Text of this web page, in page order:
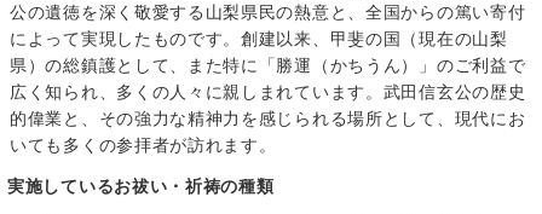
公の遺徳を深く敬愛する山梨県民の熱意と、全国からの篤い寄付
によって実現したものです。創建以来、甲斐の国（現在の山梨
県）の総鎮護として、また特に「勝運（かちうん）」のご利益で
広く知られ、多くの人々に親しまれています。武田信玄公の歴史
的偉業と、その強力な精神力を感じられる場所として、現代にお
いても多くの参拝者が訪れます。
実施しているお祓い・祈祷の種類